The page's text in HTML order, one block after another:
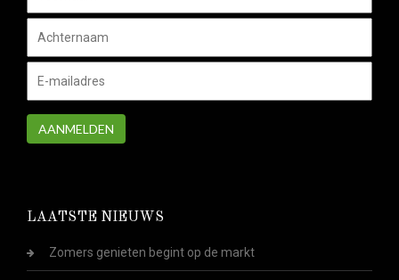
AANMELDEN
LAATSTE NIEUWS
Zomers genieten begint op de markt